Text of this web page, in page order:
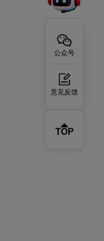
公众号
意见反馈
TOP